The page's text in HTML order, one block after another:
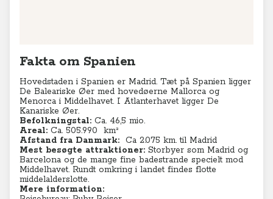
Fakta om Spanien
Hovedstaden i Spanien er Madrid. Tæt på Spanien ligger
De Baleariske Øer med hovedøerne Mallorca og
Menorca i Middelhavet. I Atlanterhavet ligger De
Kanariske Øer.
Befolkningstal: Ca. 46,5 mio.
Areal: Ca. 505.990
km²
Afstand fra Danmark: Ca 2.075 km. til Madrid
Mest besøgte attraktioner: Storbyer som Madrid og
Barcelona og de mange fine badestrande specielt mod
Middelhavet. Rundt omkring i landet findes flotte
middelalderslotte.
Mere information: